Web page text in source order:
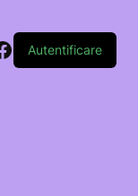
Autentificare